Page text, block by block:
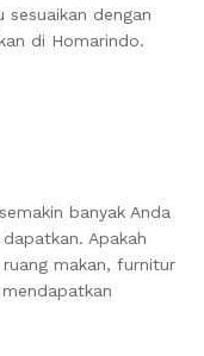
dengan
di Homarindo.
banyak Anda
Apakah
makan, furnitur